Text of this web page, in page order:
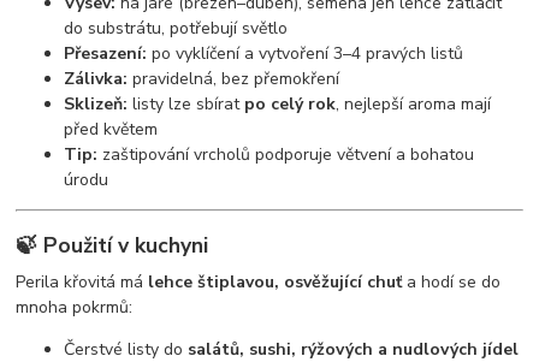
do substrátu, potřebují světlo
Přesazení: po vyklíčení a vytvoření 3–4 pravých listů
Zálivka: pravidelná, bez přemokření
Sklizeň: listy lze sbírat po celý rok, nejlepší aroma mají
před květem
Tip: zaštipování vrcholů podporuje větvení a bohatou
úrodu
🍃 Použití v kuchyni
Perila křovitá má lehce štiplavou, osvěžující chuťa hodí se do
mnoha pokrmů:
Čerstvé listy do salátů, sushi, rýžových a nudlových jídel